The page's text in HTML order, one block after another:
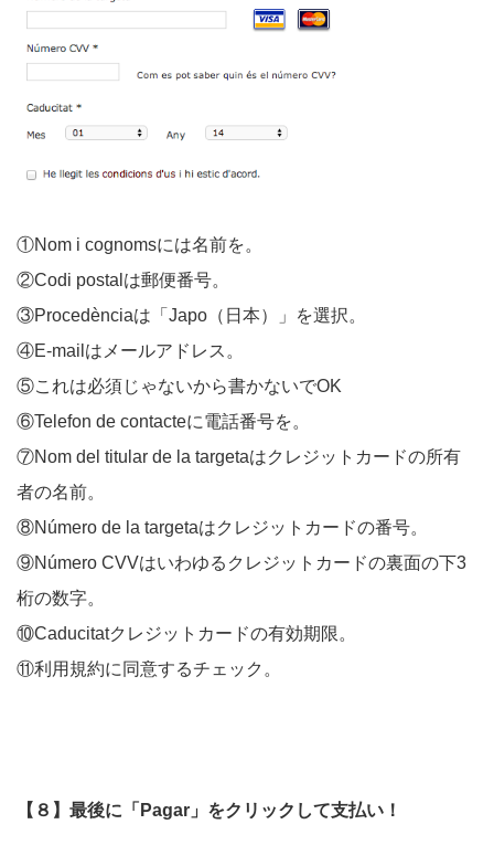
①Nom i cognomsには名前を。
②Codi postalは郵便番号。
③Procedènciaは「Japo（日本）」を選択。
④E-mailはメールアドレス。
⑤これは必須じゃないから書かないでOK
⑥Telefon de contacteに電話番号を。
⑦Nom del titular de la targetaはクレジットカードの所有
者の名前。
⑧Número de la targetaはクレジットカードの番号。
⑨Número CVVはいわゆるクレジットカードの裏面の下3
桁の数字。
⑩Caducitatクレジットカードの有効期限。
⑪利用規約に同意するチェック。
【８】最後に「Pagar」をクリックして支払い！